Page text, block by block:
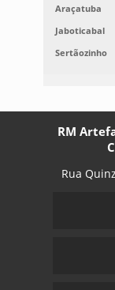
Araçatuba
Jaboticabal
Sertãozinho
RM
Rua